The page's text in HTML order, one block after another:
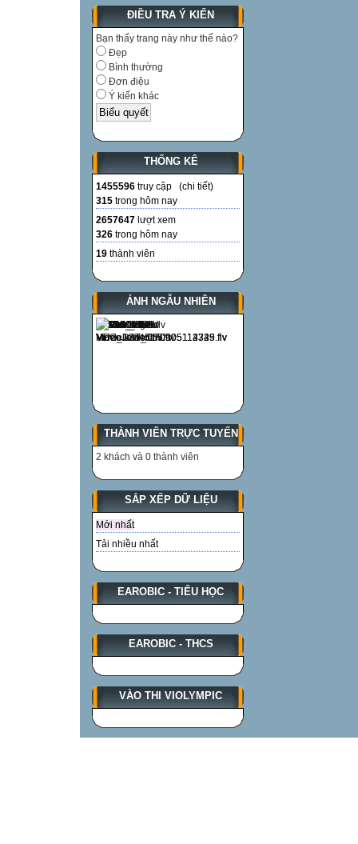
ĐIỀU TRA Ý KIẾN
Bạn thấy trang này như thế nào?
Đẹp
Bình thường
Đơn điệu
Ý kiến khác
THỐNG KÊ
1455596 truy cập (chi tiết)
315 trong hôm nay
2657647 lượt xem
326 trong hôm nay
19 thành viên
ẢNH NGẪU NHIÊN
THÀNH VIÊN TRỰC TUYẾN
2 khách và 0 thành viên
SẮP XẾP DỮ LIỆU
Mới nhất
Tải nhiều nhất
EAROBIC - TIỂU HỌC
EAROBIC - THCS
VÀO THI VIOLYMPIC